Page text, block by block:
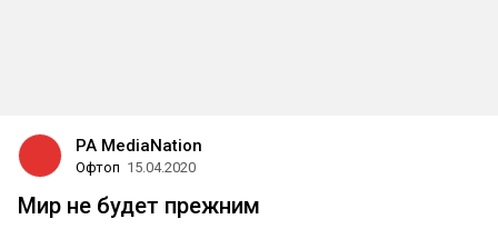
PA MediaNation
Офтоп 15.04.2020
Мир не будет прежним